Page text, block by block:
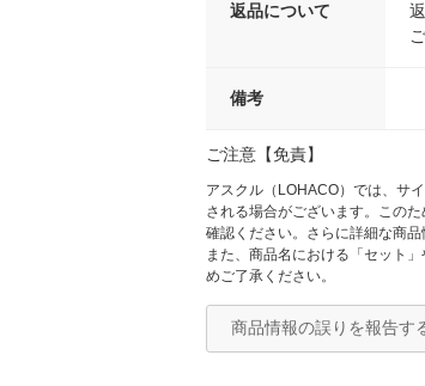
返品について
備考
ご注意【免責】
アスクル（LOHACO）では、サ
される場合がございます。この
確認ください。さらに詳細な商
また、商品名における「セット
めご了承ください。
商品情報の誤りを報告す